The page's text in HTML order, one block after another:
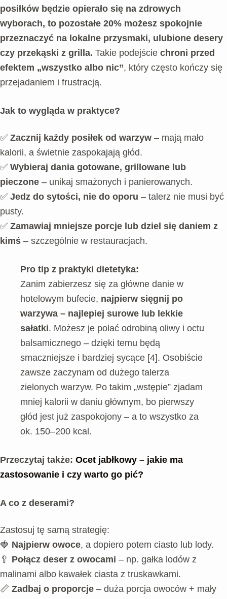
posiłków będzie opierało się na zdrowych
wyborach, to pozostałe 20% możesz spokojnie
przeznaczyć na lokalne przysmaki, ulubione desery
czy przekąski z grilla. Takie podejście chroni przed
efektem „wszystko albo nic”, który często kończy się
przejadaniem i frustracją.
Jak to wygląda w praktyce?
✅ Zacznij każdy posiłek od warzyw – mają mało
kalorii, a świetnie zaspokajają głód.
✅ Wybieraj dania gotowane, grillowane lub
pieczone – unikaj smażonych i panierowanych.
✅ Jedz do sytości, nie do oporu – talerz nie musi być
pusty.
✅ Zamawiaj mniejsze porcje lub dziel się daniem z
kimś – szczególnie w restauracjach.
Pro tip z praktyki dietetyka:
Zanim zabierzesz się za główne danie w
hotelowym bufecie, najpierw sięgnij po
warzywa – najlepiej surowe lub lekkie
sałatki. Możesz je polać odrobiną oliwy i octu
balsamicznego – dzięki temu będą
smaczniejsze i bardziej sycące [4]. Osobiście
zawsze zaczynam od dużego talerza
zielonych warzyw. Po takim „wstępie” zjadam
mniej kalorii w daniu głównym, bo pierwszy
głód jest już zaspokojony – a to wszystko za
ok. 150–200 kcal.
Przeczytaj także: Ocet jabłkowy – jakie ma
zastosowanie i czy warto go pić?
A co z deserami?
Zastosuj tę samą strategię:
🍓 Najpierw owoce, a dopiero potem ciasto lub lody.
🥄 Połącz deser z owocami – np. gałka lodów z
malinami albo kawałek ciasta z truskawkami.
📏 Zadbaj o proporcje – duża porcja owoców + mały